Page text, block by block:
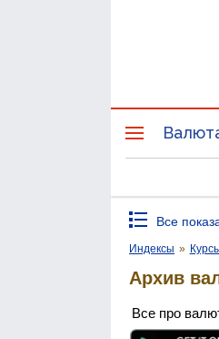
Все
Индексы »
Архив
Все про